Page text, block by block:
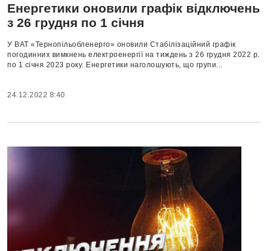
Енергетики оновили графік відключень
з 26 грудня по 1 січня
У ВАТ «Тернопільобленерго» оновили Стабілізаційний графік
погодинних вимкнень електроенергії на тиждень з 26 грудня 2022 р.
по 1 січня 2023 року. Енергетики наголошують, що групи...
24.12.2022 8:40